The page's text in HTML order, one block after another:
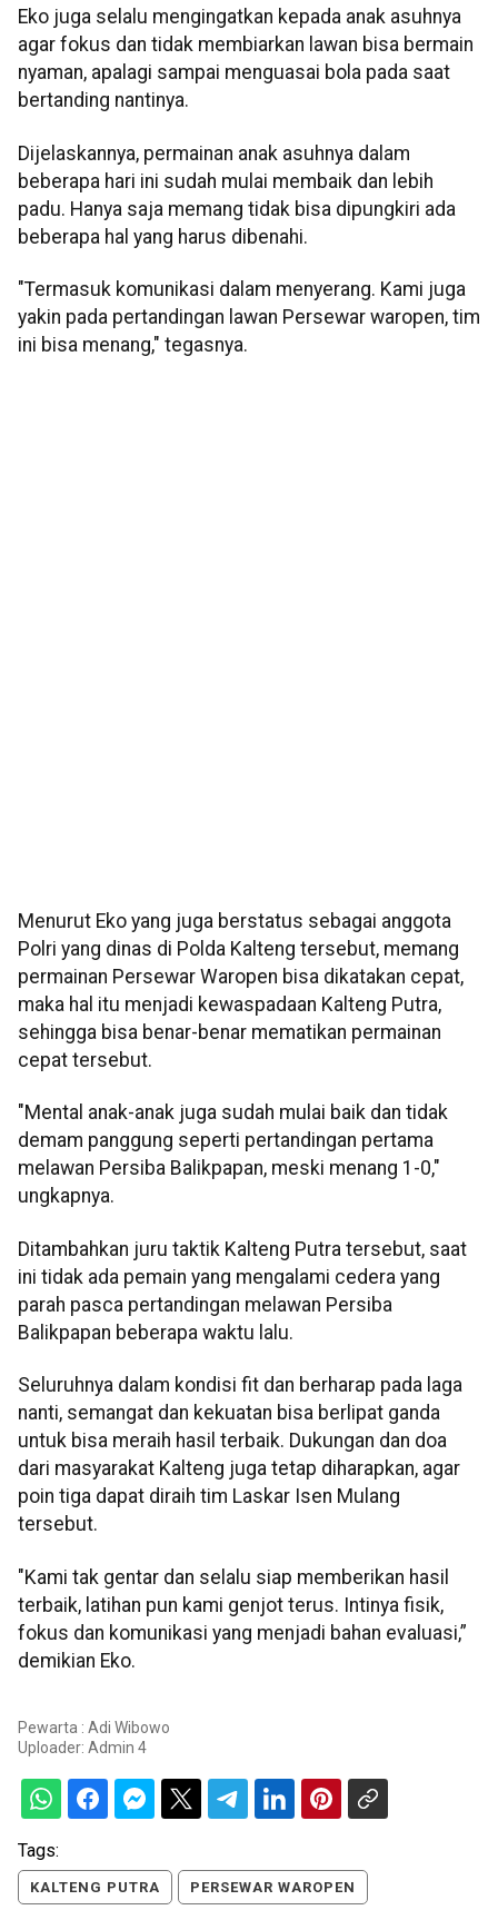
Eko juga selalu mengingatkan kepada anak asuhnya
agar fokus dan tidak membiarkan lawan bisa bermain
nyaman, apalagi sampai menguasai bola pada saat
bertanding nantinya.
Dijelaskannya, permainan anak asuhnya dalam
beberapa hari ini sudah mulai membaik dan lebih
padu. Hanya saja memang tidak bisa dipungkiri ada
beberapa hal yang harus dibenahi.
"Termasuk komunikasi dalam menyerang. Kami juga
yakin pada pertandingan lawan Persewar waropen, tim
ini bisa menang," tegasnya.
Menurut Eko yang juga berstatus sebagai anggota
Polri yang dinas di Polda Kalteng tersebut, memang
permainan Persewar Waropen bisa dikatakan cepat,
maka hal itu menjadi kewaspadaan Kalteng Putra,
sehingga bisa benar-benar mematikan permainan
cepat tersebut.
"Mental anak-anak juga sudah mulai baik dan tidak
demam panggung seperti pertandingan pertama
melawan Persiba Balikpapan, meski menang 1-0,"
ungkapnya.
Ditambahkan juru taktik Kalteng Putra tersebut, saat
ini tidak ada pemain yang mengalami cedera yang
parah pasca pertandingan melawan Persiba
Balikpapan beberapa waktu lalu.
Seluruhnya dalam kondisi fit dan berharap pada laga
nanti, semangat dan kekuatan bisa berlipat ganda
untuk bisa meraih hasil terbaik. Dukungan dan doa
dari masyarakat Kalteng juga tetap diharapkan, agar
poin tiga dapat diraih tim Laskar Isen Mulang
tersebut.
"Kami tak gentar dan selalu siap memberikan hasil
terbaik, latihan pun kami genjot terus. Intinya fisik,
fokus dan komunikasi yang menjadi bahan evaluasi,”
demikian Eko.
Pewarta : Adi Wibowo
Uploader: Admin 4
Tags:
KALTENG PUTRA PERSEWAR WAROPEN